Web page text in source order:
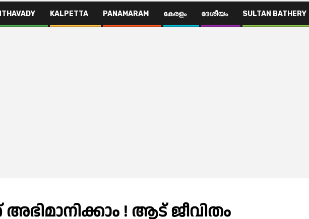
KALPETTA PANAMARAM കേരളം ദേശീയം SULTAN BATHERY
! ആട് ജീവിതം